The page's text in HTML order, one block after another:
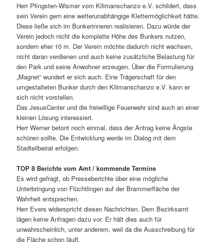
Herr Pfingsten-Wismer vom Kilimanschanzo e.V. schildert, dass
sein Verein gern eine wetterunabhängige Klettermöglichkeit hätte.
Diese ließe sich im Bunkerinneren realisieren. Dazu würde der
Verein jedoch nicht die komplette Höhe des Bunkers nutzen,
sondern eher 10 m. Der Verein möchte dadurch nicht wachsen,
nicht daran verdienen und auch keine zusätzliche Belastung für
den Park und seine Anwohner erzeugen. Über die Formulierung
„Magnet“ wundert er sich auch. Eine Trägerschaft für den
umgestalteten Bunker durch den Kilimanschanzo e.V. kann er
sich nicht vorstellen.
Das JesusCenter und die freiwillige Feuerwehr sind auch an einer
kleinen Lösung interessiert.
Herr Werner betont noch einmal, dass der Antrag keine Ängste
schüren sollte. Die Entwicklung werde im Dialog mit dem
Stadteilbeirat erfolgen.
TOP 8 Berichte vom Amt / kommende Termine
Es wird gefragt, ob Presseberichte über eine mögliche
Unterbringung von Flüchtlingen auf der Brammerfläche der
Wahrheit entsprechen.
Herr Evers widerspricht diesen Nachrichten. Dem Bezirksamt
lägen keine Anfragen dazu vor. Er hält dies auch für
unwahrscheinlich, unter anderem, weil da die Ausschreibung für
die Fläche schon läuft.